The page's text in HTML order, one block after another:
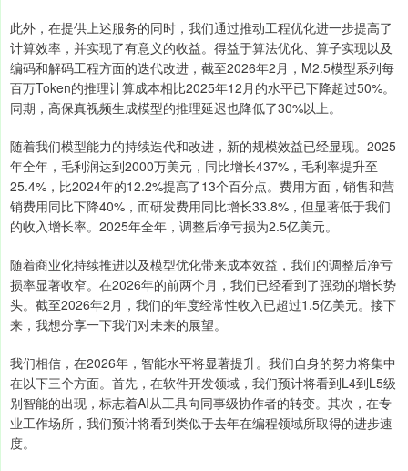
此外，在提供上述服务的同时，我们通过推动工程优化进一步提高了
计算效率，并实现了有意义的收益。得益于算法优化、算子实现以及
编码和解码工程方面的迭代改进，截至2026年2月，M2.5模型系列每
百万Token的推理计算成本相比2025年12月的水平已下降超过50%。
同期，高保真视频生成模型的推理延迟也降低了30%以上。
随着我们模型能力的持续迭代和改进，新的规模效益已经显现。2025
年全年，毛利润达到2000万美元，同比增长437%，毛利率提升至
25.4%，比2024年的12.2%提高了13个百分点。费用方面，销售和营
销费用同比下降40%，而研发费用同比增长33.8%，但显著低于我们
的收入增长率。2025年全年，调整后净亏损为2.5亿美元。
随着商业化持续推进以及模型优化带来成本效益，我们的调整后净亏
损率显著收窄。在2026年的前两个月，我们已经看到了强劲的增长势
头。截至2026年2月，我们的年度经常性收入已超过1.5亿美元。接下
来，我想分享一下我们对未来的展望。
我们相信，在2026年，智能水平将显著提升。我们自身的努力将集中
在以下三个方面。首先，在软件开发领域，我们预计将看到L4到L5级
别智能的出现，标志着AI从工具向同事级协作者的转变。其次，在专
业工作场所，我们预计将看到类似于去年在编程领域所取得的进步速
度。